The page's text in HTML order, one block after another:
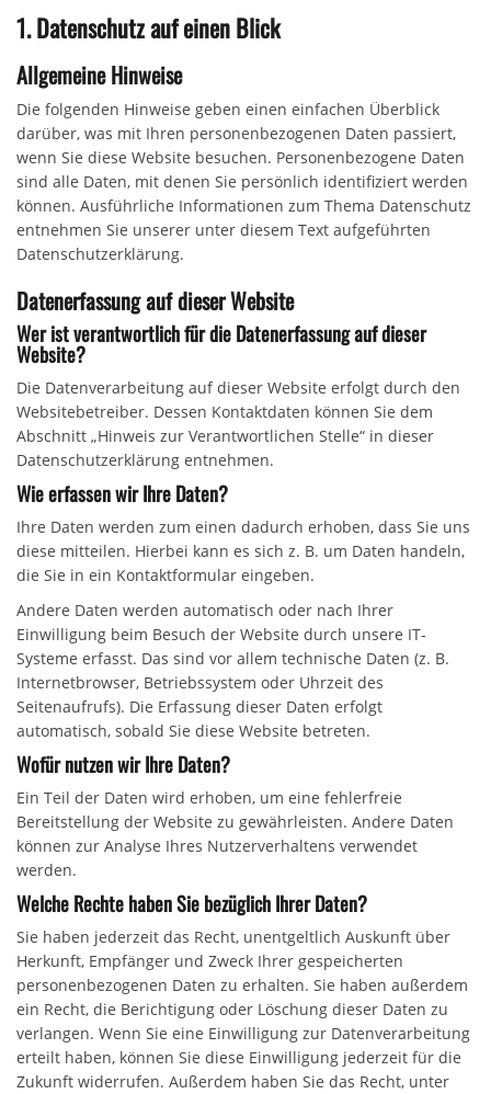
1. Datenschutz auf einen Blick
Allgemeine Hinweise
Die folgenden Hinweise geben einen einfachen Überblick
darüber, was mit Ihren personenbezogenen Daten passiert,
wenn Sie diese Website besuchen. Personenbezogene Daten
sind alle Daten, mit denen Sie persönlich identifiziert werden
können. Ausführliche Informationen zum Thema Datenschutz
entnehmen Sie unserer unter diesem Text aufgeführten
Datenschutzerklärung.
Datenerfassung auf dieser Website
Wer ist verantwortlich für die Datenerfassung auf dieser
Website?
Die Datenverarbeitung auf dieser Website erfolgt durch den
Websitebetreiber. Dessen Kontaktdaten können Sie dem
Abschnitt „Hinweis zur Verantwortlichen Stelle“ in dieser
Datenschutzerklärung entnehmen.
Wie erfassen wir Ihre Daten?
Ihre Daten werden zum einen dadurch erhoben, dass Sie uns
diese mitteilen. Hierbei kann es sich z. B. um Daten handeln,
die Sie in ein Kontaktformular eingeben.
Andere Daten werden automatisch oder nach Ihrer
Einwilligung beim Besuch der Website durch unsere IT-
Systeme erfasst. Das sind vor allem technische Daten (z. B.
Internetbrowser, Betriebssystem oder Uhrzeit des
Seitenaufrufs). Die Erfassung dieser Daten erfolgt
automatisch, sobald Sie diese Website betreten.
Wofür nutzen wir Ihre Daten?
Ein Teil der Daten wird erhoben, um eine fehlerfreie
Bereitstellung der Website zu gewährleisten. Andere Daten
können zur Analyse Ihres Nutzerverhaltens verwendet
werden.
Welche Rechte haben Sie bezüglich Ihrer Daten?
Sie haben jederzeit das Recht, unentgeltlich Auskunft über
Herkunft, Empfänger und Zweck Ihrer gespeicherten
personenbezogenen Daten zu erhalten. Sie haben außerdem
ein Recht, die Berichtigung oder Löschung dieser Daten zu
verlangen. Wenn Sie eine Einwilligung zur Datenverarbeitung
erteilt haben, können Sie diese Einwilligung jederzeit für die
Zukunft widerrufen. Außerdem haben Sie das Recht, unter